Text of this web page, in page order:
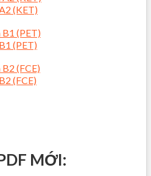
(KET)
(PET)
(PET)
(FCE)
(FCE)
MỚI: